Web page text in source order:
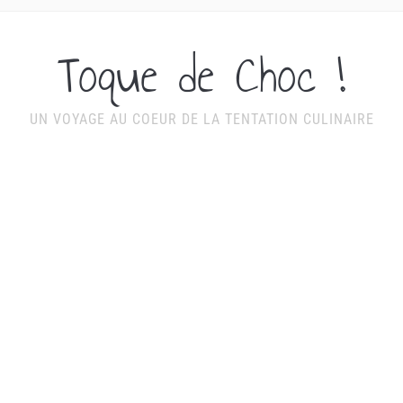
Toque de Choc !
UN VOYAGE AU COEUR DE LA TENTATION CULINAIRE